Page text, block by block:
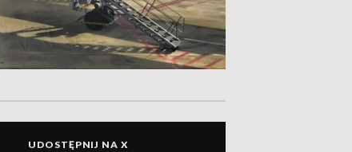
UDOSTĘPNIJ NA X